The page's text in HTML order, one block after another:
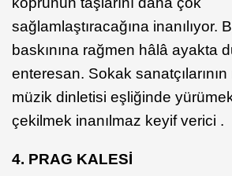
sağlamlaştıracağına inanılıyor.
baskınına rağmen hâlâ ayakta
enteresan. Sokak
müzik dinletisi eşliğinde
çekilmek inanılmaz keyif verici .
4. PRAG KALESİ